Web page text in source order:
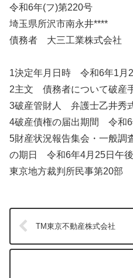
令和6年(フ)第220号
埼玉県所沢市南永井****
債務者 大三工業株式会社
1決定年月日時 令和6年1月
2主文 債務者について破産
3破産管財人 弁護士乙井秀
4破産債権の届出期間 令和
5財産状況報告集会・一般調
の期日 令和6年4月25日午
東京地方裁判所民事第20部
TM東京不動産株式会社